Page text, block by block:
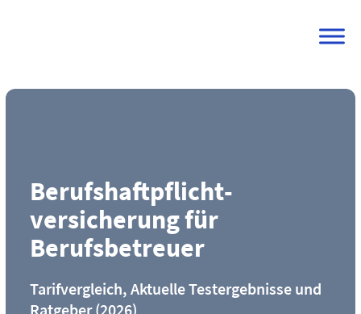
Berufs­haftpflicht­
versicherung für
Berufsbetreuer
Tarifvergleich, Aktuelle Testergebnisse und
Ratgeber (2026)